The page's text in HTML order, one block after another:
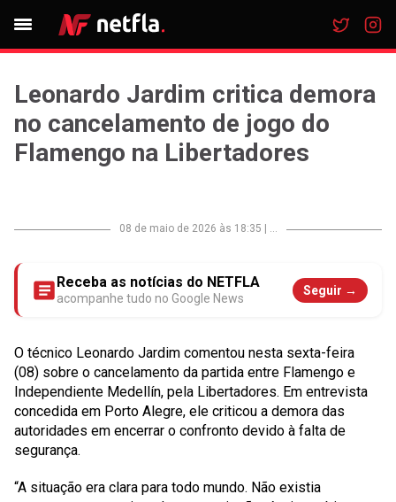
Leonardo Jardim critica demora
no cancelamento de jogo do
Flamengo na Libertadores
08 de maio de 2026 às 18:35 ...
Receba as notícias do NETFLA
acompanhe tudo no Google News
Seguir →
O técnico Leonardo Jardim comentou nesta sexta-feira
(08) sobre o cancelamento da partida entre Flamengo e
Independiente Medellín, pela Libertadores. Em entrevista
concedida em Porto Alegre, ele criticou a demora das
autoridades em encerrar o confronto devido à falta de
segurança.
“A situação era clara para todo mundo. Não existia